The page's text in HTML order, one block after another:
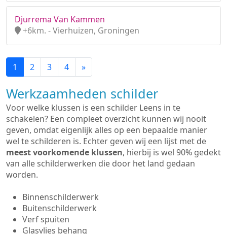
Djurrema Van Kammen
+6km. - Vierhuizen, Groningen
1 2 3 4 »
Werkzaamheden schilder
Voor welke klussen is een schilder Leens in te
schakelen? Een compleet overzicht kunnen wij nooit
geven, omdat eigenlijk alles op een bepaalde manier
wel te schilderen is. Echter geven wij een lijst met de
meest voorkomende klussen, hierbij is wel 90% gedekt
van alle schilderwerken die door het land gedaan
worden.
Binnenschilderwerk
Buitenschilderwerk
Verf spuiten
Glasvlies behang